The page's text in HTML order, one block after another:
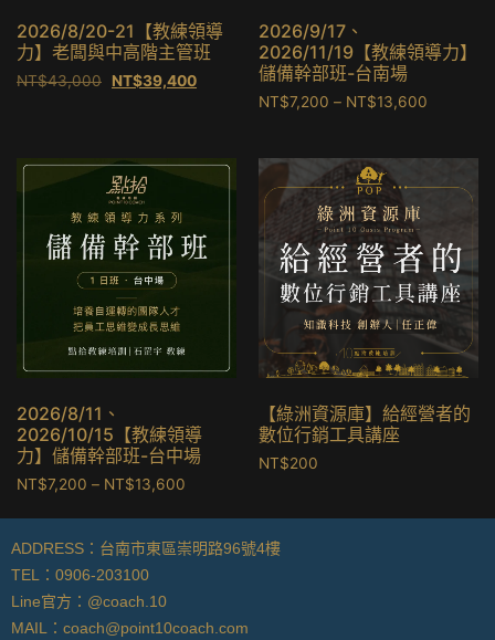
2026/8/20-21【教練領導
力】老闆與中高階主管班
NT$43,000 NT$39,400
2026/9/17、
2026/11/19【教練領導力】
儲備幹部班-台南場
NT$7,200 – NT$13,600
2026/8/11、
2026/10/15【教練領導
力】儲備幹部班-台中場
NT$7,200 – NT$13,600
【綠洲資源庫】給經營者的
數位行銷工具講座
NT$200
ADDRESS：台南市東區崇明路96號4樓
TEL：0906-203100
Line官方：@coach.10
MAIL： coach@point10coach.com